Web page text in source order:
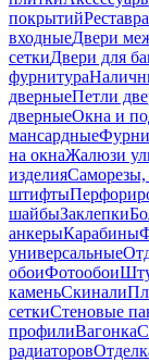
покрытий
входныеДвери
сеткиДвери для
фурнитура
дверныеПетли
дверныеОкна и
мансардные
на окнаЖалюзи
изделия
штифты
шайбыЗаклепки
анкерыКарабины
универсальные
обоиФотообои
каменьСкинали
сеткиСтеновые
профилиВагонка
радиаторов